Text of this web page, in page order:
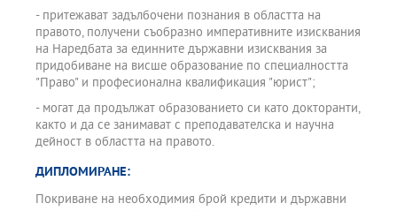
- притежават задълбочени познания в областта на
правото, получени съобразно императивните изисквания
на Наредбата за единните държавни изисквания за
придобиване на висше образование по специалността
"Право" и професионална квалификация "юрист";
- могат да продължат образованието си като докторанти,
както и да се занимават с преподавателска и научна
дейност в областта на правото.
ДИПЛОМИРАНЕ:
Покриване на необходимия брой кредити и държавни